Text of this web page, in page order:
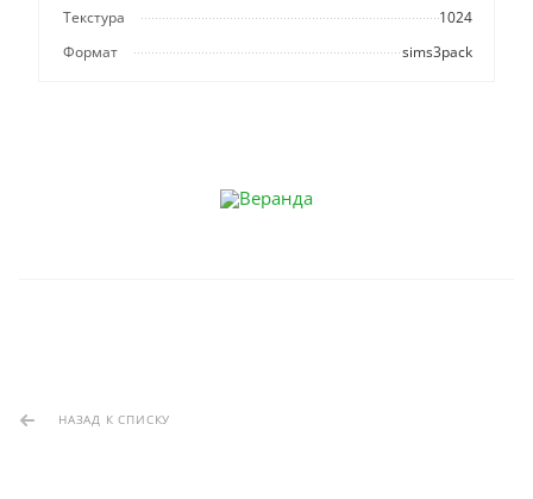
Текстура
1024
Формат
sims3pack
НАЗАД К СПИСКУ